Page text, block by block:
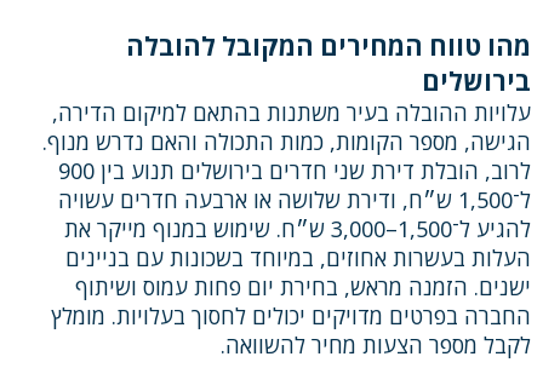
מהו טווח המחירים המקובל להובלה
בירושלים
עלויות ההובלה בעיר משתנות בהתאם למיקום הדירה,
הגישה, מספר הקומות, כמות התכולה והאם נדרש מנוף.
לרוב, הובלת דירת שני חדרים בירושלים תנוע בין 900
ל־1,500 ש״ח, ודירת שלושה או ארבעה חדרים עשויה
להגיע ל־1,500–3,000 ש״ח. שימוש במנוף מייקר את
העלות בעשרות אחוזים, במיוחד בשכונות עם בניינים
ישנים. הזמנה מראש, בחירת יום פחות עמוס ושיתוף
החברה בפרטים מדויקים יכולים לחסוך בעלויות. מומלץ
לקבל מספר הצעות מחיר להשוואה.